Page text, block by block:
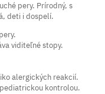
pery. Prírodný, s
deti i dospelí.
viditeľné stopy.
alergických reakcií.
kontrolou.